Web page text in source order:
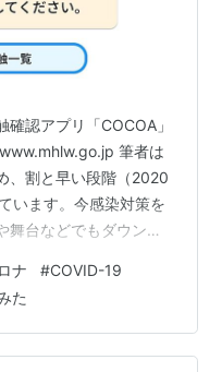
認アプリ「COCOA」
筆者は
、割と早い段階（2020
います。今感染対策を
舞台などでもダウンロ
れません。 そんな筆
ードから早200日ほど
中の電車の中で、沈黙
あの通知が来ました。
ナ #COVID-19
た